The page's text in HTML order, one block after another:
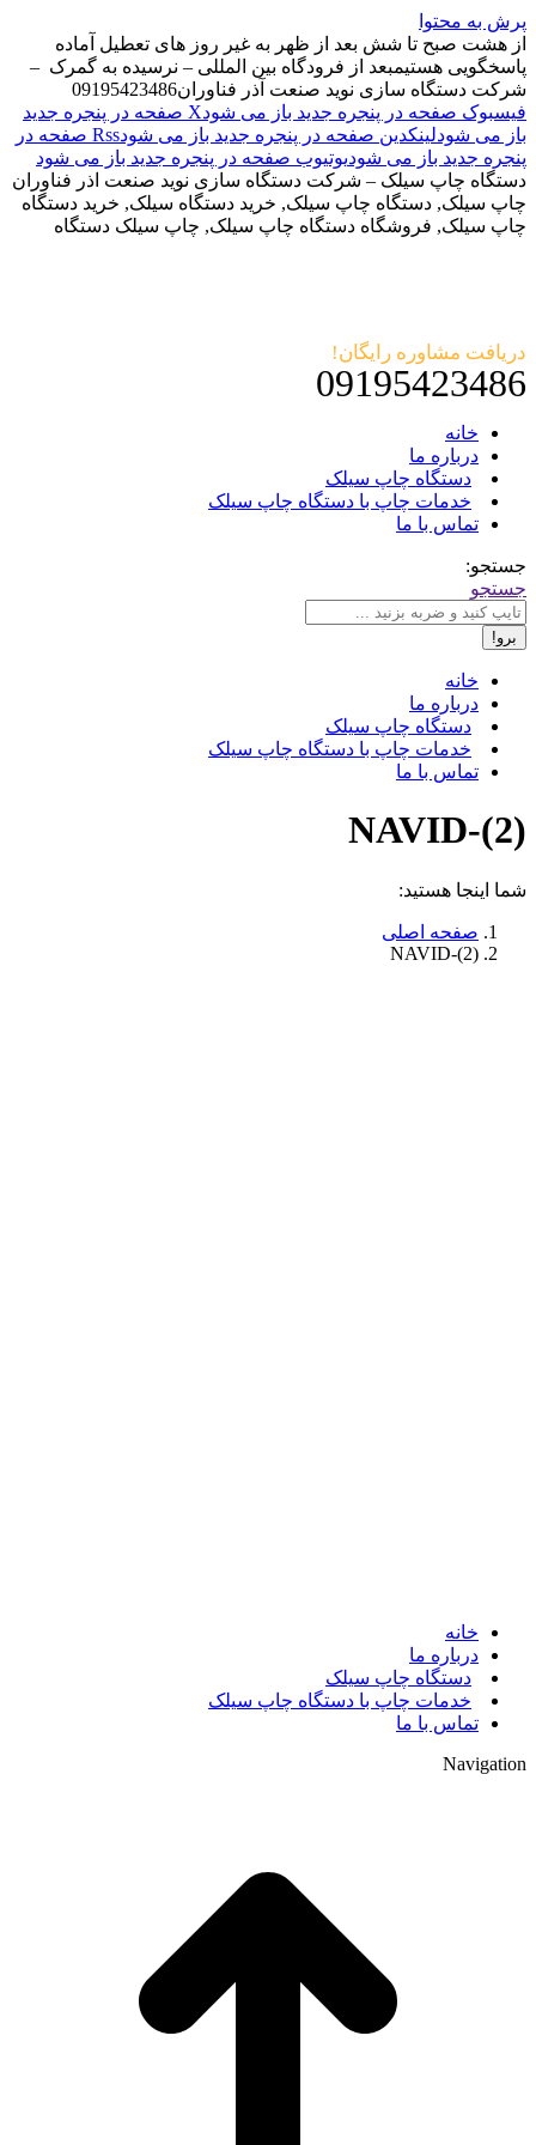
پرش به محتوا
از هشت صبح تا شش بعد از ظهر به غیر روز های تعطیل آماده
پاسخگویی هستیمبعد از فرودگاه بین المللی – نرسیده به گمرک –
شرکت دستگاه سازی نوید صنعت آذر فناوران09195423486
فیسبوک صفحه در پنجره جدید باز می شود
X صفحه در پنجره جدید
باز می شودلینکدین صفحه در پنجره جدید باز می شود
Rss صفحه در
پنجره جدید باز می شودیوتیوب صفحه در پنجره جدید باز می شود
دستگاه چاپ سیلک – شرکت دستگاه سازی نوید صنعت اذر فناوران
چاپ سیلک, دستگاه چاپ سیلک, خرید دستگاه سیلک, خرید دستگاه
چاپ سیلک, فروشگاه دستگاه چاپ سیلک, چاپ سیلک دستگاه
دریافت مشاوره رایگان!
09195423486
خانه
درباره ما
دستگاه چاپ سیلک
خدمات چاپ با دستگاه چاپ سیلک
تماس با ما
جستجو:
جستجو
خانه
درباره ما
دستگاه چاپ سیلک
خدمات چاپ با دستگاه چاپ سیلک
تماس با ما
NAVID-(2)
شما اینجا هستید:
صفحه اصلی
NAVID-(2)
خانه
درباره ما
دستگاه چاپ سیلک
خدمات چاپ با دستگاه چاپ سیلک
تماس با ما
Navigation